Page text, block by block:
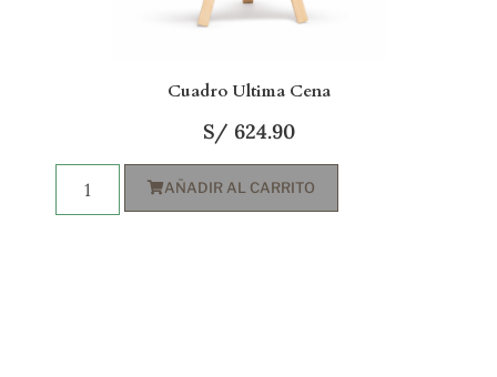
Cuadro Ultima Cena
S/ 624.90
AÑADIR AL CARRITO